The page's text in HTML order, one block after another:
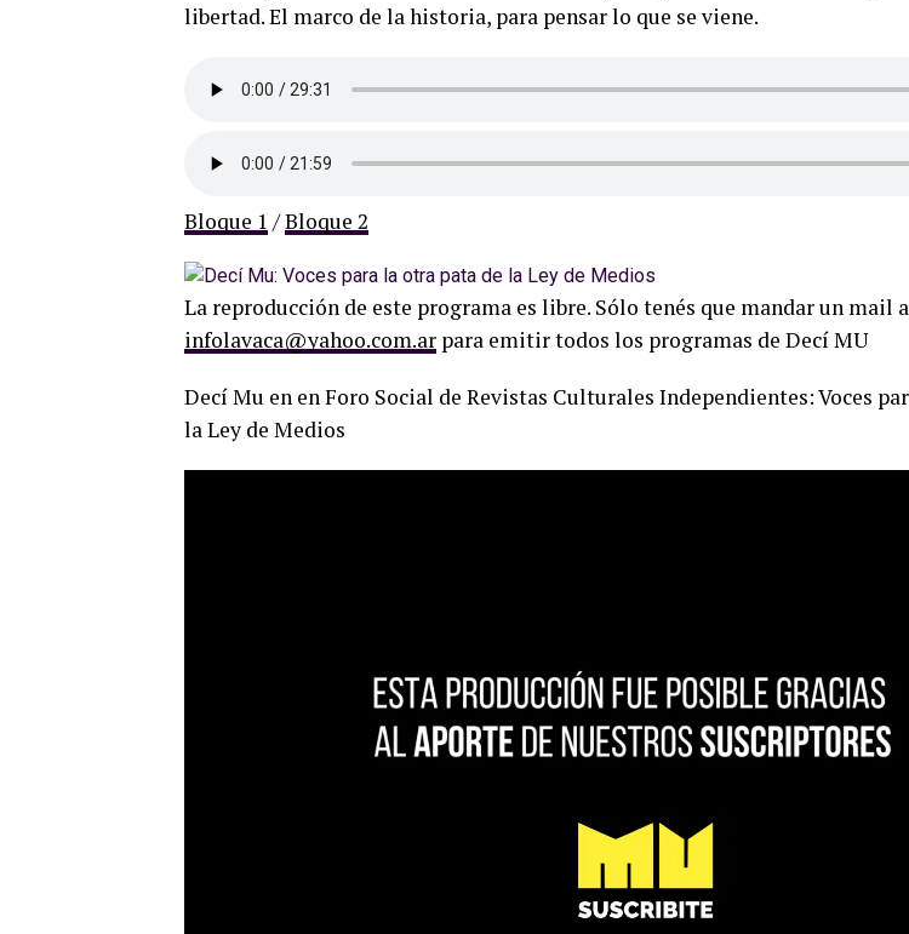
libertad. El marco de la historia, para pensar lo que se viene.
Bloque 1 /Bloque 2
La reproducción de este programa es libre. Sólo tenés que mandar un mail a
infolavaca@yahoo.com.ar para emitir todos los programas de Decí MU
Decí Mu en en Foro Social de Revistas Culturales Independientes: Voces
la Ley de Medios